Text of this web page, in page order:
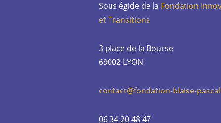
Sous égide de la Fondation
et Transitions
3 place de la Bourse
69002 LYON
contact@fondation-blaise-
06 34 20 48 47